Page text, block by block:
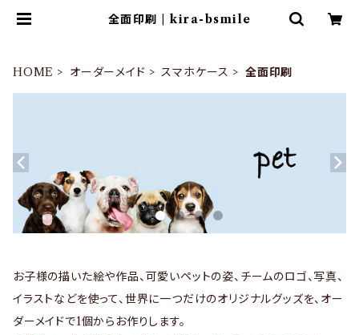
全面印刷 | kira-bsmile
HOME オーダーメイド スマホケース 全面印刷
お子様の描いた絵や作品、可愛いペットの姿、チームのロゴ、写真、
イラストなどを使って、世界に一つだけのオリジナルグッズを、オー
ダーメイドで1個からお作りします。